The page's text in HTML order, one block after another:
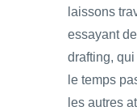
laissons
essayant
drafting,
le temps
les autres